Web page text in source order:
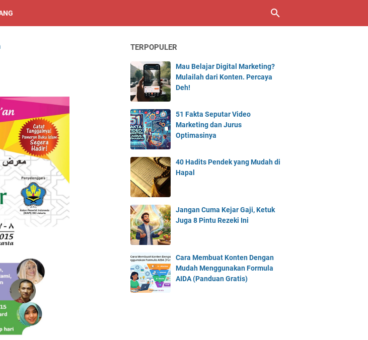
TERPOPULER
Mau Belajar Digital Marketing?
Mulailah dari Konten. Percaya
Deh!
51 Fakta Seputar Video
Marketing dan Jurus
Optimasinya
40 Hadits Pendek yang Mudah di
Hapal
Jangan Cuma Kejar Gaji, Ketuk
Juga 8 Pintu Rezeki Ini
Cara Membuat Konten Dengan
Mudah Menggunakan Formula
AIDA (Panduan Gratis)